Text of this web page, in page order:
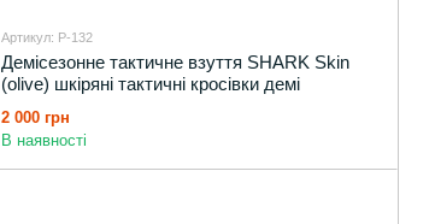
Артикул: P-132
Демісезонне тактичне взуття SHARK Skin
(olive) шкіряні тактичні кросівки демі
2 000 грн
В наявності